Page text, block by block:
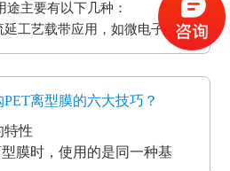
具备优质的剥离特性。氟素离
温胶带、金手指复合模切加工
什么用的？
围有热溶胶、HC的转印纸、微
膜生产加工用离型膜。除此之
，在生产加工极其细微的构件
避免 离型膜挪动或掉下来的功
干什么用的？
会对没经屏蔽掉的敏感度电子
息失真、通讯混乱。而电流的
静电感应对各种各样敏感元
途主要有以下几种：
延工艺载带应用，如微电子元器
路板行业的层压工艺应用
应用
离型膜的六大技巧？
特性
膜时，使用的是同一种基